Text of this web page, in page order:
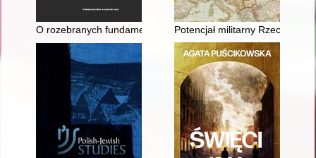
O rozebranych fundamentach i o tym, że krócej znaczy dużo
Potencjał militarny